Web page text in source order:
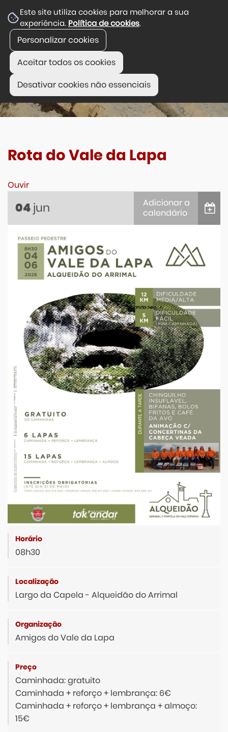
Este site utiliza cookies para melhorar a sua
experiência. Política de cookies.
Personalizar cookies
Aceitar todos os cookies
Desativar cookies não essenciais
Rota do Vale da Lapa
Ouvir
04 jun
Adicionar a
calendário
Google Calendar
Outlook
Outlook Online
Yahoo! Calendar
08h30
Largo da Capela - Alqueidão do Arrimal
Amigos do Vale da Lapa
Caminhada: gratuito
Caminhada + reforço + lembrança: 6€
Caminhada + reforço + lembrança + almoço:
15€